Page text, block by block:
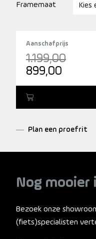
Framemaat
Aanschafprijs
1.199,00
was:
899,00
prijs
Plan een proefrit
Nog
Bezoek onze
(fiets)specialisten